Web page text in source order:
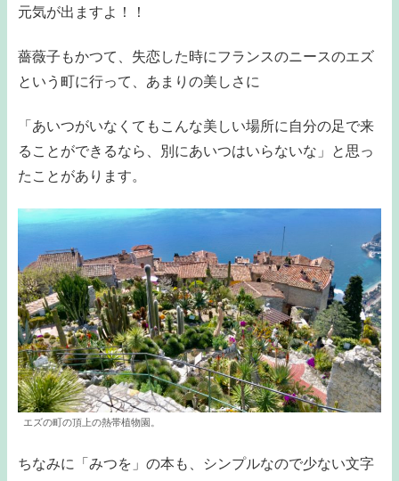
元気が出ますよ！！
薔薇子もかつて、失恋した時にフランスのニースのエズ
という町に行って、あまりの美しさに
「あいつがいなくてもこんな美しい場所に自分の足で来
ることができるなら、別にあいつはいらないな」と思っ
たことがあります。
エズの町の頂上の熱帯植物園。
ちなみに「みつを」の本も、シンプルなので少ない文字